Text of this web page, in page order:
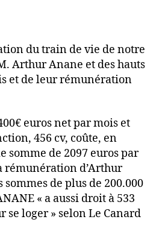
du train de vie de notre
Arthur Anane et des hauts
et de leur rémunération
euros net par mois et
456 cv, coûte, en
somme de 2097 euros par
rémunération d’Arthur
de plus de 200.000
« a aussi droit à 533
se loger » selon Le Canard